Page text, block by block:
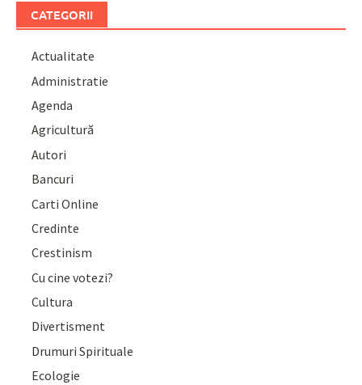
CATEGORII
Actualitate
Administratie
Agenda
Agricultură
Autori
Bancuri
Carti Online
Credinte
Crestinism
Cu cine votezi?
Cultura
Divertisment
Drumuri Spirituale
Ecologie